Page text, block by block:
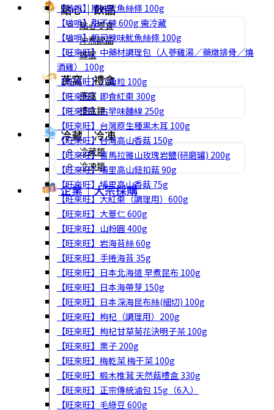
點心｜飲品
點心零食
沖煮飲品
蜂蜜
燕窩｜禮盒
燕窩
禮盒類
冷藏｜冷凍
冷藏類
冷凍類
企業｜大宗採購
【啃唄】原味魷魚絲條 100g
【啃唄】甜不辣 600g 需冷藏
【啃唄】起司辣味魷魚絲條 100g
【旺來旺】中藥材調理包（人蔘雞湯／藥燉排骨／燒
酒雞） 100g
【旺來旺】八角粒 100g
【旺來旺】即食紅棗 300g
【旺來旺】古早味麵線 250g
【旺來旺】台灣原生種黑木耳 100g
【旺來旺】台灣高山香菇 150g
【旺來旺】喜馬拉雅山玫瑰岩鹽(研磨罐) 200g
【旺來旺】埔里高山鈕扣菇 90g
【旺來旺】埔里高山香菇 75g
【旺來旺】大紅棗（調理用）600g
【旺來旺】大薏仁 600g
【旺來旺】山粉圓 400g
【旺來旺】岩海苔絲 60g
【旺來旺】手捲海苔 35g
【旺來旺】日本北海道 早煮昆布 100g
【旺來旺】日本海帶芽 150g
【旺來旺】日本深海昆布絲(細切) 100g
【旺來旺】枸杞（調理用）200g
【旺來旺】枸杞甘草菊花決明子茶 100g
【旺來旺】栗子 200g
【旺來旺】梅乾菜 梅干菜 100g
【旺來旺】椴木椎茸 天然菇禮盒 330g
【旺來旺】正宗傳統滷包 15g（6入）
【旺來旺】毛綠豆 600g